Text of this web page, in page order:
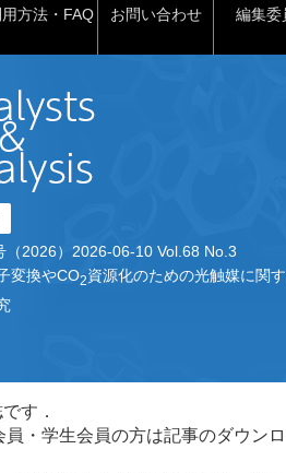
方法・FAQ お問い合わせ 編集委
（2026）2026-06-10 Vol.68 No.3
変換やCO2資源化のための光触媒に関
す．
・学生会員の方は記事のダウン